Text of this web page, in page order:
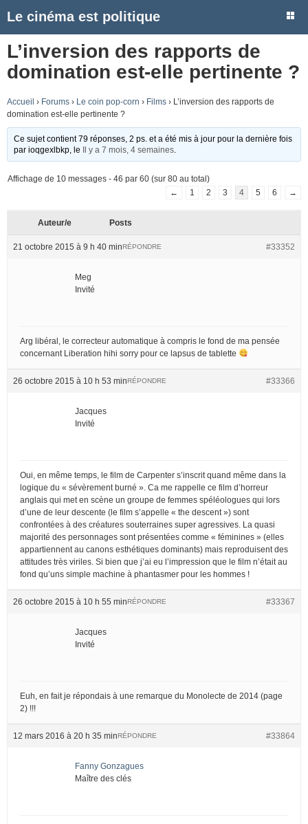
Le cinéma est politique
L’inversion des rapports de
domination est-elle pertinente ?
Accueil › Forums › Le coin pop-corn › Films › L’inversion des rapports de
domination est-elle pertinente ?
Ce sujet contient 79 réponses, 2 ps. et a été mis à jour pour la dernière fois
parioqgexlbkp , le Il y a 7 mois, 4 semaines
Affichage de 10 messages - 46 par 60 (sur 80 au total)
←
1 2 3 4 5 6 →
Auteur/e Posts
21 octobre 2015 à 9 h 40 min #33352
RÉPONDRE
Meg
Invité
Arg libéral, le correcteur automatique à compris le fond de ma pensée
concernant Liberation hihi sorry pour ce lapsus de tablette
26 octobre 2015 à 10 h 53 min #33366
RÉPONDRE
Jacques
Invité
Oui, en même temps, le film de Carpenter s’inscrit quand même dans la
logique du « sévèrement burné ». Ca me rappelle ce film d’horreur
anglais qui met en scène un groupe de femmes spéléologues qui lors
d’une de leur descente (le film s’appelle « the descent ») sont
confrontées à des créatures souterraines super agressives. La quasi
majorité des personnages sont présentées comme « féminines » (elles
appartiennent au canons esthétiques dominants) mais reproduisent des
attitudes très viriles. Si bien que j’ai eu l’impression que le film n’était au
fond qu’uns simple machine à phantasmer pour les hommes !
26 octobre 2015 à 10 h 55 min #33367
RÉPONDRE
Jacques
Invité
Euh, en fait je répondais à une remarque du Monolecte de 2014 (page
2) !!!
12 mars 2016 à 20 h 35 min #33864
RÉPONDRE
Fanny Gonzagues
Maître des clés